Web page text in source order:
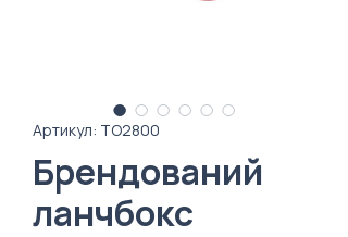
Артикул: TO2800
Брендований
ланчбокс